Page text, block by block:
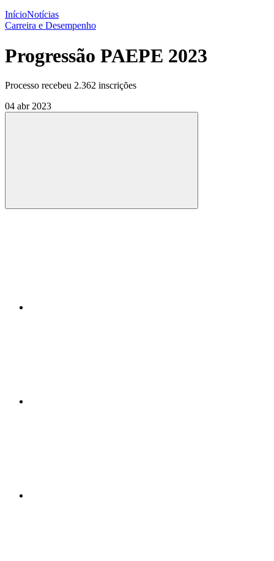
InícioNotícias
Carreira e Desempenho
Progressão PAEPE 2023
Processo recebeu 2.362 inscrições
04 abr 2023
Compartilhar